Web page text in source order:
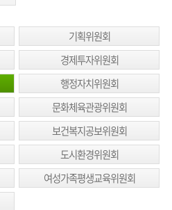
기획위원회
경제투자위원회
행정자치위원회
문화체육관광위원회
보건복지공보위원회
도시환경위원회
여성가족평생교육위원회